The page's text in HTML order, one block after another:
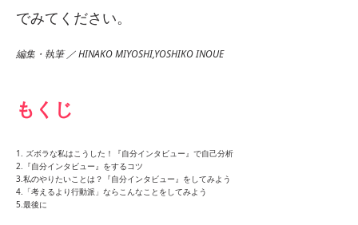
でみてください。
編集・執筆 ／ HINAKO MIYOSHI,YOSHIKO INOUE
もくじ
1. ズボラな私はこうした！『自分インタビュー』で自己分析
2.『自分インタビュー』をするコツ
3.私のやりたいことは？『自分インタビュー』をしてみよう
4.「考えるより行動派」ならこんなことをしてみよう
5.最後に